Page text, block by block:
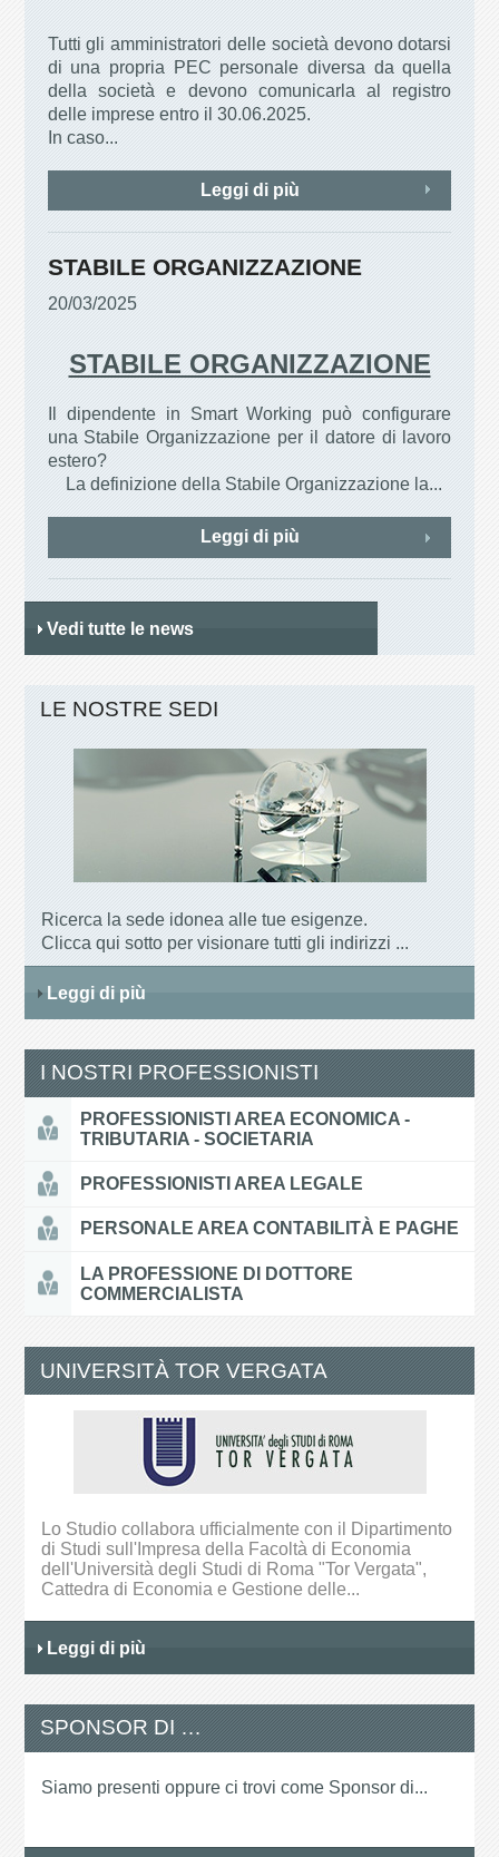
Tutti gli amministratori delle società devono dotarsi
di una propria PEC personale diversa da quella
della società e devono comunicarla al registro
delle imprese entro il 30.06.2025.
In caso...
Leggi di più
STABILE ORGANIZZAZIONE
20/03/2025
STABILE ORGANIZZAZIONE
Il dipendente in Smart Working può configurare
una Stabile Organizzazione per il datore di lavoro
estero?
La definizione della Stabile Organizzazione la...
Leggi di più
Vedi tutte le news
LE NOSTRE SEDI
Ricerca la sede idonea alle tue esigenze.
Clicca qui sotto per visionare tutti gli indirizzi ...
Leggi di più
I NOSTRI PROFESSIONISTI
PROFESSIONISTI AREA ECONOMICA -
TRIBUTARIA - SOCIETARIA
PROFESSIONISTI AREA LEGALE
PERSONALE AREA CONTABILITÀ E PAGHE
LA PROFESSIONE DI DOTTORE
COMMERCIALISTA
UNIVERSITÀ TOR VERGATA
Lo Studio collabora ufficialmente con il Dipartimento
di Studi sull'Impresa della Facoltà di Economia
dell'Università degli Studi di Roma "Tor Vergata",
Cattedra di Economia e Gestione delle...
Leggi di più
SPONSOR DI …
Siamo presenti oppure ci trovi come Sponsor di...